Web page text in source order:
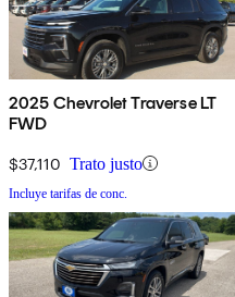
2025 Chevrolet Traverse LT
FWD
$37,110 Trato justo
Incluye tarifas de conc.